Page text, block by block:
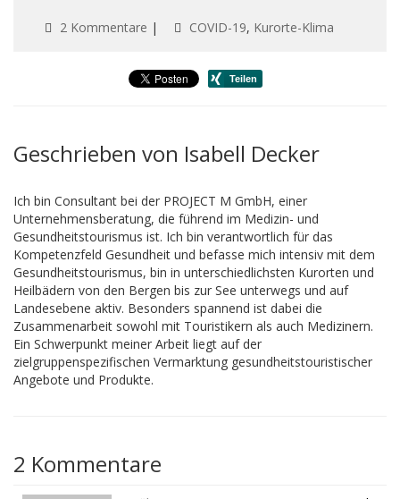
2 Kommentare | COVID-19, Kurorte-Klima
Geschrieben von Isabell Decker
Ich bin Consultant bei der PROJECT M GmbH, einer
Unternehmensberatung, die führend im Medizin- und
Gesundheitstourismus ist. Ich bin verantwortlich für das
Kompetenzfeld Gesundheit und befasse mich intensiv mit dem
Gesundheitstourismus, bin in unterschiedlichsten Kurorten und
Heilbädern von den Bergen bis zur See unterwegs und auf
Landesebene aktiv. Besonders spannend ist dabei die
Zusammenarbeit sowohl mit Touristikern als auch Medizinern.
Ein Schwerpunkt meiner Arbeit liegt auf der
zielgruppenspezifischen Vermarktung gesundheitstouristischer
Angebote und Produkte.
2 Kommentare